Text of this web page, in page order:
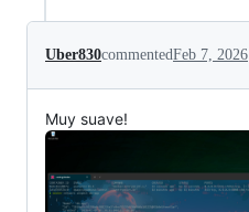
Uber830commentedFeb 7, 2026
Muy suave!